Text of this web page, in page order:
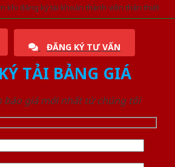
khi đăng ký tài khoản thành viên thân thiết
ĐĂNG KÝ TƯ VẤN
TẢI BẢNG GIÁ
báo giá mới nhất từ chúng tôi